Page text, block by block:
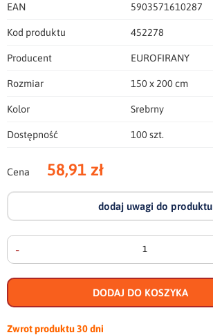
EAN 5903571610287
Kod produktu 452278
Producent EUROFIRANY
Rozmiar 150 x 200 cm
Kolor Srebrny
Dostępność 100 szt.
Cena 58,91 zł
dodaj uwagi do produktu
-
DODAJ DO KOSZYKA
Zwrot produktu30 dni